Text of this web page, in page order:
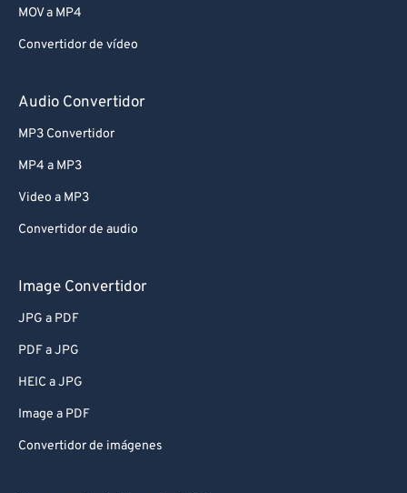
MOV a MP4
Convertidor de vídeo
Audio Convertidor
MP3 Convertidor
MP4 a MP3
Video a MP3
Convertidor de audio
Image Convertidor
JPG a PDF
PDF a JPG
HEIC a JPG
Image a PDF
Convertidor de imágenes